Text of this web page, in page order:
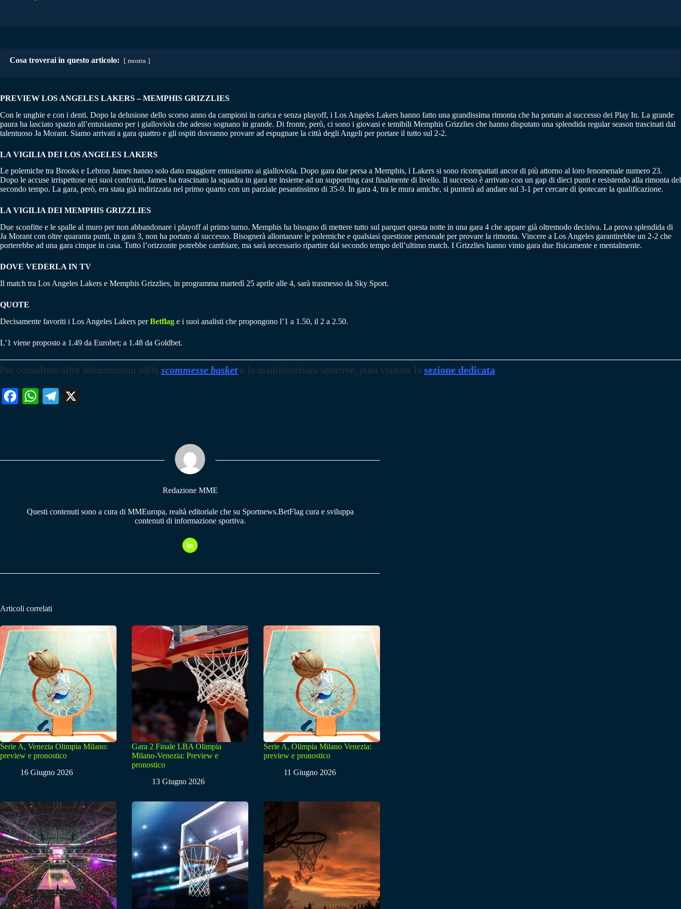
Cosa troverai in questo articolo: mostra
PREVIEW LOS ANGELES LAKERS – MEMPHIS GRIZZLIES
Con le unghie e con i denti. Dopo la delusione dello scorso anno da campioni in carica e senza playoff, i Los Angeles Lakers hanno fatto una grandissima rimonta che ha portato al successo dei Play In. La grande
paura ha lasciato spazio all’entusiasmo per i gialloviola che adesso sognano in grande. Di fronte, però, ci sono i giovani e temibili Memphis Grizzlies che hanno disputato una splendida regular season trascinati dal
talentuoso Ja Morant. Siamo arrivati a gara quattro e gli ospiti dovranno provare ad espugnare la città degli Angeli per portare il tutto sul 2-2.
LA VIGILIA DEI LOS ANGELES LAKERS
Le polemiche tra Brooks e Lebron James hanno solo dato maggiore entusiasmo ai gialloviola. Dopo gara due persa a Memphis, i Lakers si sono ricompattati ancor di più attorno al loro fenomenale numero 23.
Dopo le accuse irrispettose nei suoi confronti, James ha trascinato la squadra in gara tre insieme ad un supporting cast finalmente di livello. Il successo è arrivato con un gap di dieci punti e resistendo alla rimonta del
secondo tempo. La gara, però, era stata già indirizzata nel primo quarto con un parziale pesantissimo di 35-9. In gara 4, tra le mura amiche, si punterà ad andare sul 3-1 per cercare di ipotecare la qualificazione.
LA VIGILIA DEI MEMPHIS GRIZZLIES
Due sconfitte e le spalle al muro per non abbandonare i playoff al primo turno. Memphis ha bisogno di mettere tutto sul parquet questa notte in una gara 4 che appare già oltremodo decisiva. La prova splendida di
Ja Morant con oltre quaranta punti, in gara 3, non ha portato al successo. Bisognerà allontanare le polemiche e qualsiasi questione personale per provare la rimonta. Vincere a Los Angeles garantirebbe un 2-2 che
porterebbe ad una gara cinque in casa. Tutto l’orizzonte potrebbe cambiare, ma sarà necessario ripartire dal secondo tempo dell’ultimo match. I Grizzlies hanno vinto gara due fisicamente e mentalmente.
DOVE VEDERLA IN TV
Il match tra Los Angeles Lakers e Memphis Grizzlies, in programma martedì 25 aprile alle 4, sarà trasmesso da Sky Sport.
QUOTE
Decisamente favoriti i Los Angeles Lakers perBetflag e i suoi analisti che propongono l’1 a 1.50, il 2 a 2.50.
L’1 viene proposto a 1.49 da Eurobet; a 1.48 da Goldbet.
Per consultare altre informazioni sulle scommesse basket e le manifestazioni sportive, puoi visitare la sezione dedicata
Fa W
pp
Te
m
Redazione MME
Questi contenuti sono a cura di MMEuropa, realtà editoriale che su Sportnews.BetFlag cura e sviluppa
contenuti di informazione sportiva.
Articoli correlati
Serie A, Venezia Olimpia Milano:
preview e pronostico
16 Giugno 2026
Gara 2 Finale LBA Olimpia
Milano-Venezia: Preview e
pronostico
13 Giugno 2026
Serie A, Olimpia Milano Venezia:
preview e pronostico
11 Giugno 2026